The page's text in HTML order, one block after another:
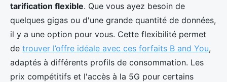
tarification flexible. Que vous ayez besoin de
quelques gigas ou d'une grande quantité de données,
il y a une option pour vous. Cette flexibilité permet
de trouver l’offre idéale avec ces forfaits B and You,
adaptés à différents profils de consommation. Les
prix compétitifs et l'accès à la 5G pour certains